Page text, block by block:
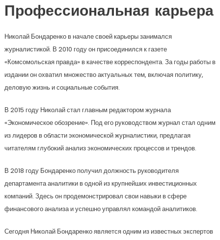
Профессиональная карьера
Николай Бондаренко в начале своей карьеры занимался
журналистикой. В 2010 году он присоединился к газете
«Комсомольская правда» в качестве корреспондента. За годы работы в
издании он охватил множество актуальных тем, включая политику,
деловую жизнь и социальные события.
В 2015 году Николай стал главным редактором журнала
«Экономическое обозрение». Под его руководством журнал стал одним
из лидеров в области экономической журналистики, предлагая
читателям глубокий анализ экономических процессов и трендов.
В 2018 году Бондаренко получил должность руководителя
департамента аналитики в одной из крупнейших инвестиционных
компаний. Здесь он продемонстрировал свои навыки в сфере
финансового анализа и успешно управлял командой аналитиков.
Сегодня Николай Бондаренко является одним из известных экспертов